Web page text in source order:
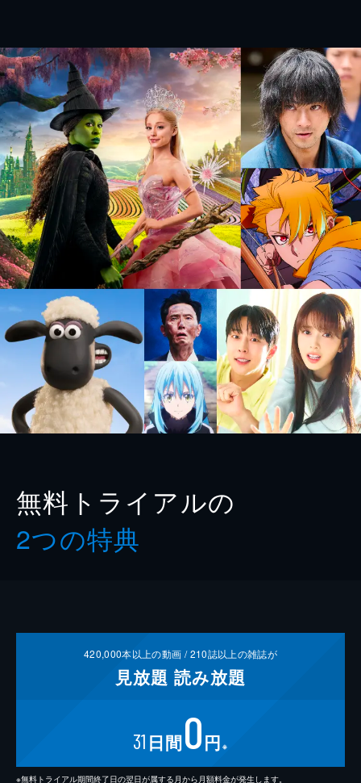
無料トライアルの
2つの特典
420,000本以上の動画 /210誌以上の雑誌が
見放題 読み放題
31 日間0円 ※
※無料トライアル期間終了日の翌日が属する月から月額料金が発生します。